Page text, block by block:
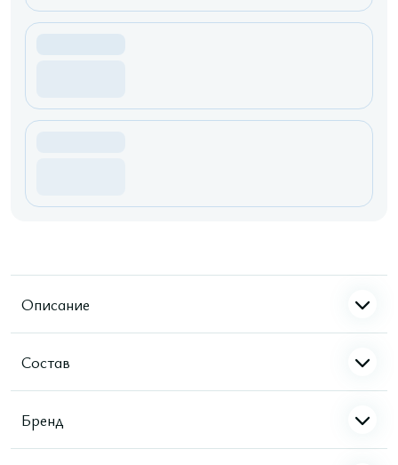
Описание
Состав
Бренд